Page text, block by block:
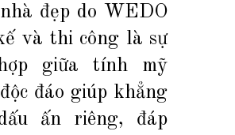
đẹp do WEDO
và thi công là sự
giữa tính mỹ
đáo giúp khẳng
ấn riêng, đáp